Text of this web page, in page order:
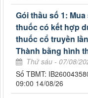
Gói thầu số 1:
thuốc có kết hợp
thuốc cổ truyền
Thành bằng hình
Thứ sáu - 07/08/
Số TBMT:
09:00 14/08/26